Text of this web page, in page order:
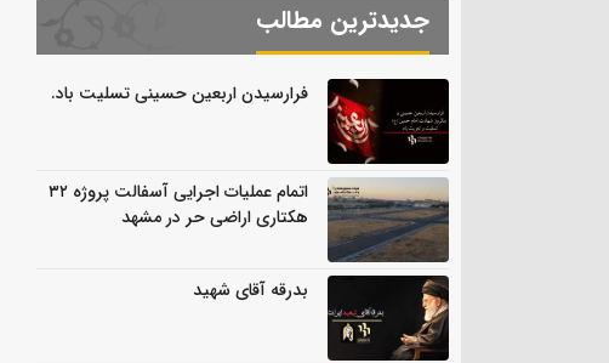
جدیدترین مطالب
فرارسیدن اربعین حسینی تسلیت باد.
اتمام عملیات اجرایی آسفالت پروژه ۳۲
هکتاری اراضی حر در مشهد
بدرقه آقای شهید